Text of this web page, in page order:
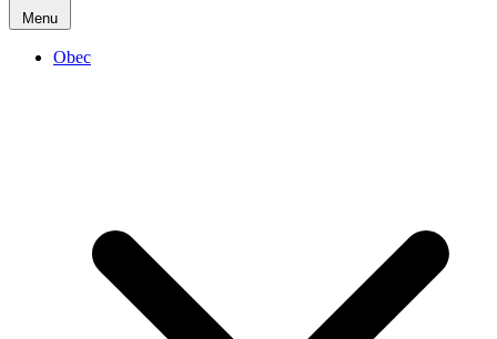
Menu
Obec